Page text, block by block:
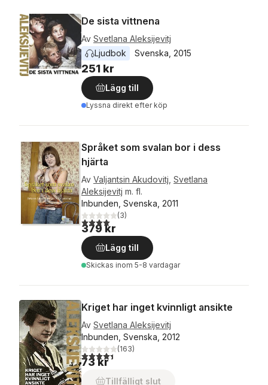
De sista vittnena
Av Svetlana Aleksijevitj
Ljudbok
Svenska 2015
251 kr
Lägg till
Lyssna direkt efter köp
Språket som svalan bor i dess
hjärta
Av Valjantsin Akudovitj Svetlana
Aleksijevitj m. fl.
Inbunden, Svenska, 2011
4,0utav 5 stjärnor. Totalt antal röster:
(3)
379 kr
Lägg till
Skickas inom 5-8 vardagar
Kriget har inget kvinnligt ansikte
Av Svetlana Aleksijevitj
Inbunden, Svenska, 2012
4,4utav 5 stjärnor. Totalt antal röster:
(163)
73 kr
Tillfälligt slut